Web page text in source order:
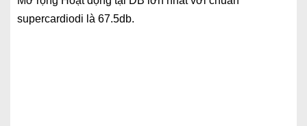
supercardiodi là 67.5db.